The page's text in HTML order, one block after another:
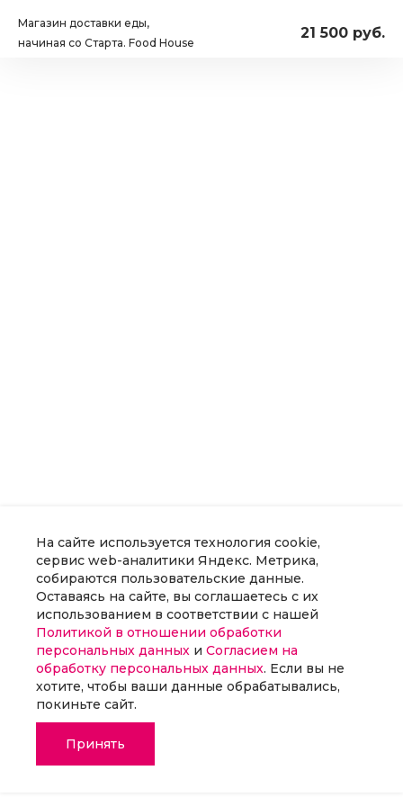
Магазин доставки еды,
начиная со Старта. Food House
21 500 руб.
На сайте используется технология cookie,
сервис web-аналитики Яндекс. Метрика,
собираются пользовательские данные.
Оставаясь на сайте, вы соглашаетесь с их
использованием в соответствии с нашей
Политикой в отношении обработки
персональных данных и Согласием на
обработку персональных данных. Если вы не
хотите, чтобы ваши данные обрабатывались,
покиньте сайт.
Принять